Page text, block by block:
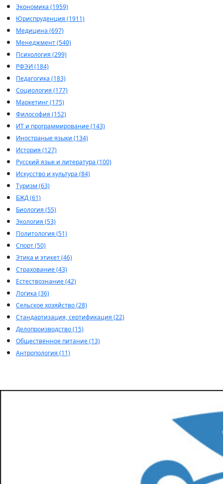
Экономика (1959)
Юриспруденция (1911)
Медицина (697)
Менеджмент (540)
Психология (299)
РФЭИ (184)
Педагогика (183)
Социология (177)
Маркетинг (175)
Философия (152)
ИТ и программирование (143)
Иностраные языки (134)
История (127)
Русский язык и литература (100)
Искусство и культура (84)
Туризм (63)
БЖД (61)
Биология (55)
Экология (53)
Политология (51)
Спорт (50)
Этика и этикет (46)
Страхование (43)
Естествознание (42)
Логика (36)
Сельское хозяйство (28)
Стандартизация, сертификация (22)
Делопроизводство (15)
Общественное питание (13)
Антропология (11)